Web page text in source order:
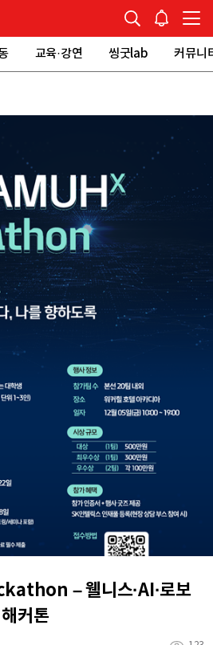
교육·강연 씽굿lab 커뮤니
– 웰니스·AI·로보
커톤